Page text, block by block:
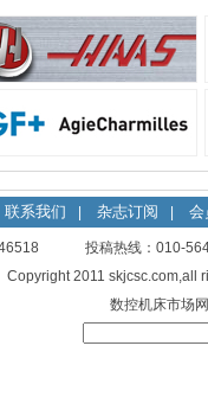
联系我们 杂志订阅 会
投稿热线：
Copyright 2011
数控机床市场网